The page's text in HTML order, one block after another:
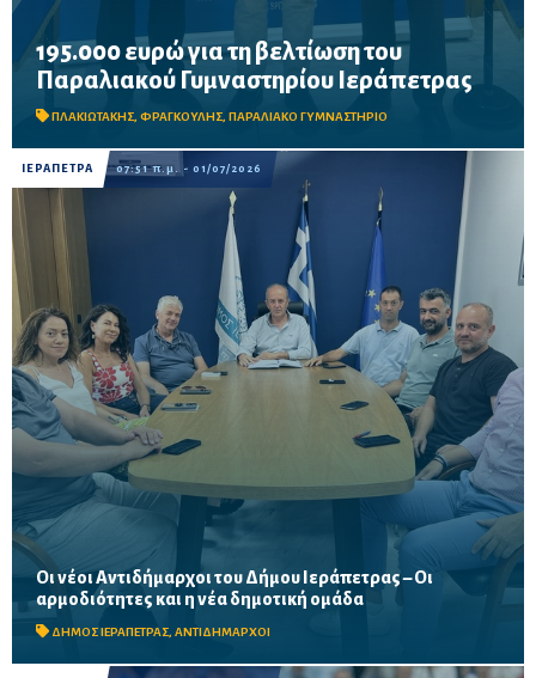
195.000 ευρώ για τη βελτίωση του
Παραλιακού Γυμναστηρίου Ιεράπετρας
ΠΛΑΚΙΩΤΑΚΗΣ, ΦΡΑΓΚΟΥΛΗΣ, ΠΑΡΑΛΙΑΚΟ ΓΥΜΝΑΣΤΗΡΙΟ
Τη χρηματοδότηση υπέγραψε ο Αναπληρωτής Υπουργός
Αθλητισμού Γιάννης Βρούτσης, μετά από συνεργασία του Ιωάννη
Πλακιωτάκη με τον Δήμαρχο Ιεράπετρας Εμμανουήλ
Φραγκούλη
ΙΕΡΑΠΕΤΡΑ 07:51 π.μ. - 01/07/2026
Οι νέοι Αντιδήμαρχοι του Δήμου Ιεράπετρας – Οι
αρμοδιότητες και η νέα δημοτική ομάδα
ΔΗΜΟΣ ΙΕΡΑΠΕΤΡΑΣ, ΑΝΤΙΔΗΜΑΡΧΟΙ
Ο δήμαρχος Εμμανουήλ Φραγκούλης ανακοίνωσε τη νέα
σύνθεση της δημοτικής αρχής με θητεία έως τον Σεπτέμβριο
του 2027, ευχόμενος καλή επιτυχία στους νέους αντιδημ...